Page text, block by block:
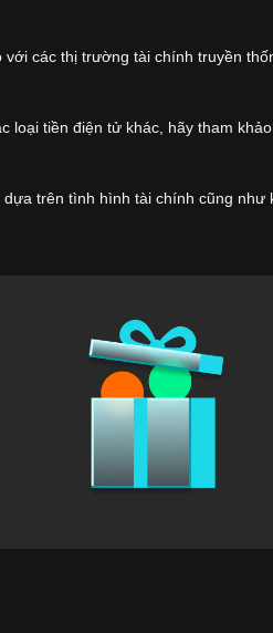
các thị trường tài chính truyền
loại tiền điện tử khác, hãy tham
trên tình hình tài chính cũng như